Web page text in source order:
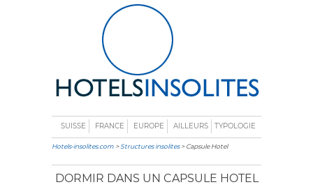
SUISSE FRANCE EUROPE AILLEURS TYPOLOGIE
Hotels-insolites.com >Structures insolites> Capsule Hotel
DORMIR DANS UN CAPSULE HOTEL